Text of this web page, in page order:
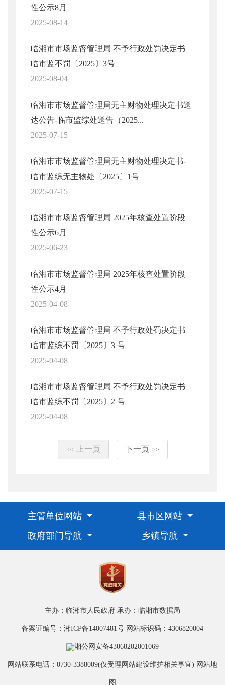
性公示8月
2025-08-14
临湘市市场监督管理局 不予行政处罚决定书
临市监不罚〔2025〕3号
2025-08-04
临湘市市场监督管理局无主财物处理决定书送
达公告-临市监综处送告（2025...
2025-07-15
临湘市市场监督管理局无主财物处理决定书-
临市监综无主物处〔2025〕1号
2025-07-15
临湘市市场监督管理局 2025年核查处置阶段
性公示6月
2025-06-23
临湘市市场监督管理局 2025年核查处置阶段
性公示4月
2025-04-08
临湘市市场监督管理局 不予行政处罚决定书
临市监综不罚〔2025〕3 号
2025-04-08
临湘市市场监督管理局 不予行政处罚决定书
临市监综不罚〔2025〕2 号
2025-04-08
<< 上一页 下一页 >>
主管单位网站
县市区网站
政府部门导航
乡镇导航
主办：临湘市人民政府 承办：临湘市数据局
备案证编号：湘ICP备14007481号 网站标识码：4306820004
湘公网安备43068202001069
网站联系电话：0730-3388009(仅受理网站建设维护相关事宜) 网站地
图